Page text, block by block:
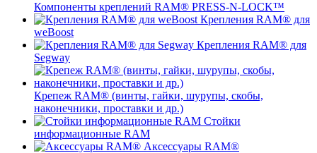
Компоненты креплений RAM® PRESS-N-LOCK™
Крепления RAM® для
weBoost
Крепления RAM® для
Segway
Крепеж RAM® (винты, гайки, шурупы, скобы,
наконечники, проставки и др.)
Стойки
информационные RAM
Аксессуары RAM®